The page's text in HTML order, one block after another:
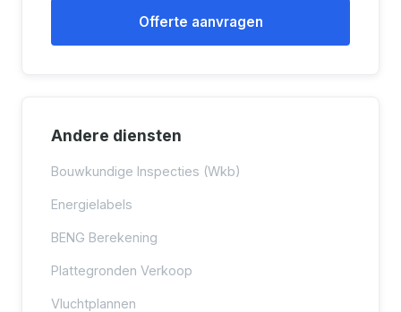
Offerte aanvragen
Andere diensten
Bouwkundige Inspecties (Wkb)
Energielabels
BENG Berekening
Plattegronden Verkoop
Vluchtplannen